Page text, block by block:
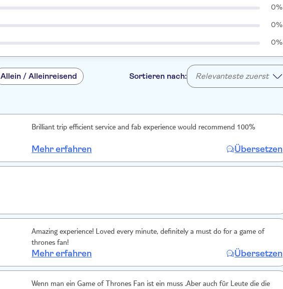
0%
0%
0%
Allein / Alleinreisend
Sortieren nach: Relevanteste zuerst
Brilliant trip efficient service and fab experience would recommend 100%
Mehr erfahren Übersetzen
Amazing experience! Loved every minute, definitely a must do for a game of
thrones fan!
Mehr erfahren Übersetzen
Wenn man ein Game of Thrones Fan ist ein muss .Aber auch für Leute die die